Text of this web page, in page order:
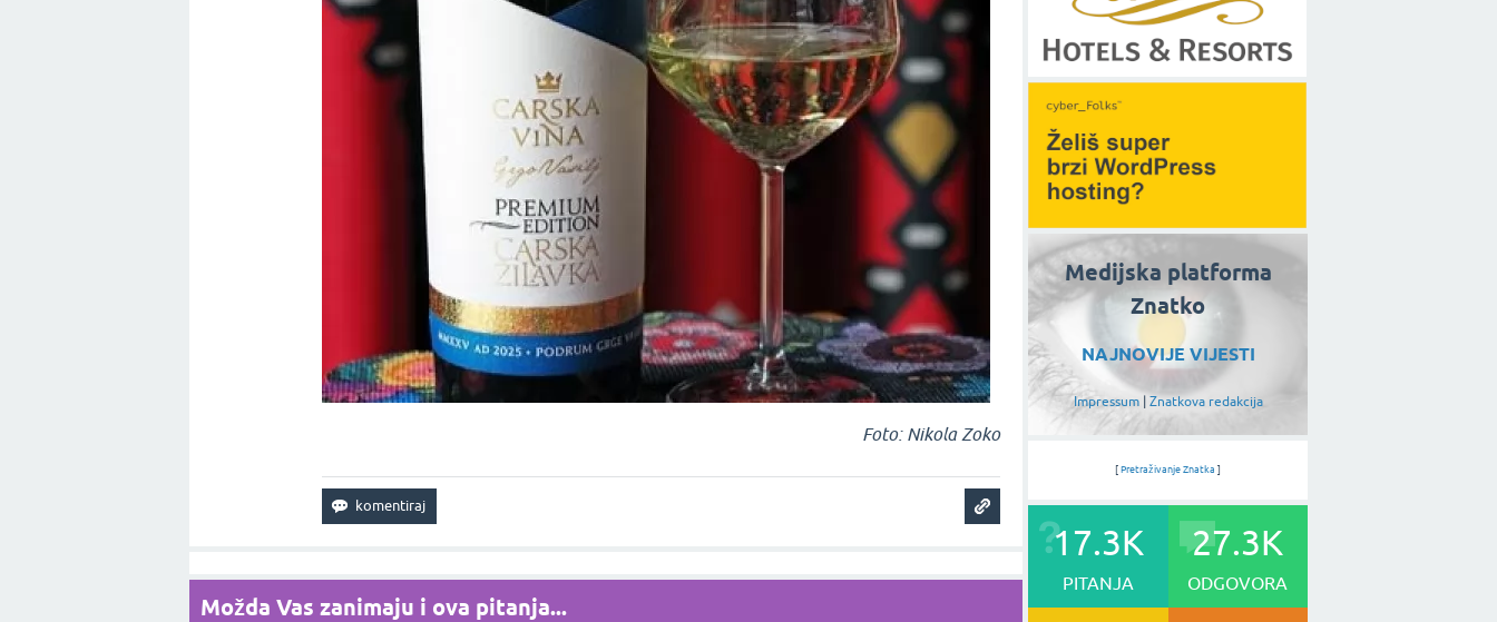
Foto: Nikola Zoko
Možda Vas zanimaju i ova pitanja...
Medijska platforma
Znatko
NAJNOVIJE VIJESTI
Impressum| Znatkova redakcija
[ Pretraživanje Znatka ]
17.3K
PITANJA
27.3K
ODGOVORA